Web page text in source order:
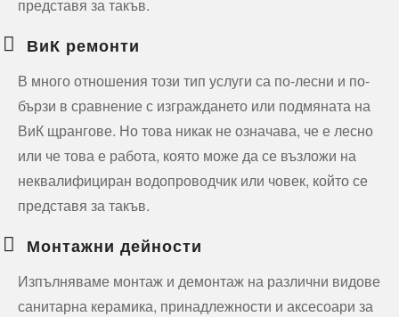
представя за такъв.
ВиК ремонти
В много отношения този тип услуги са по-лесни и по-
бързи в сравнение с изграждането или подмяната на
ВиК щрангове. Но това никак не означава, че е лесно
или че това е работа, която може да се възложи на
неквалифициран водопроводчик или човек, който се
представя за такъв.
Монтажни дейности
Изпълняваме монтаж и демонтаж на различни видове
санитарна керамика, принадлежности и аксесоари за